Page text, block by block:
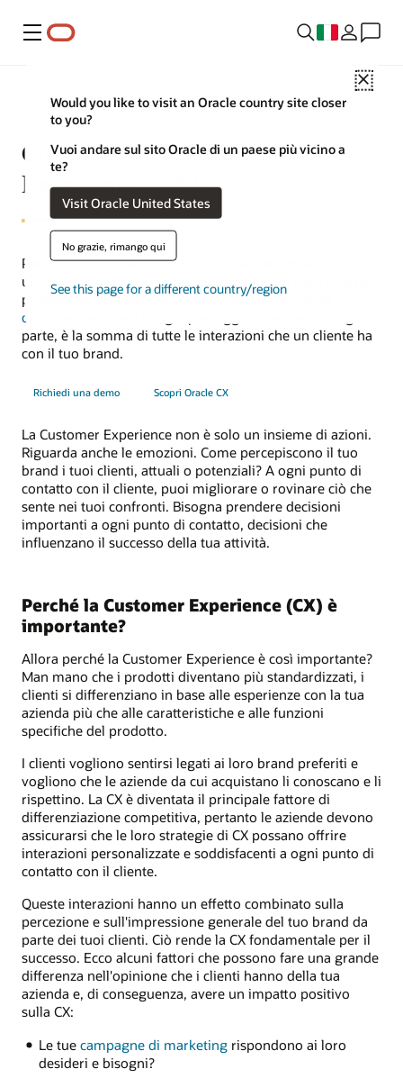
Menu
Close
Would you like to visit an Oracle country site closer
to you?
Vuoi andare sul sito Oracle di un paese più vicino a
te?
Visit Oracle United States
No grazie, rimango qui
See this page for a different country/region
Che cos'è la Customer
Experience (CX)?
Per Customer Experience (CX) si intende il modo in cui
un'azienda interagisce con i propri clienti in ogni fase del
processo di acquisto, dalmarketingallevendite
customer service
parte, è la somma di tutte le interazioni che un cliente ha
con il tuo brand.
Richiedi una demo Scopri Oracle CX
La Customer Experience non è solo un insieme di azioni.
Riguarda anche le emozioni. Come percepiscono il tuo
brand i tuoi clienti, attuali o potenziali? A ogni punto di
contatto con il cliente, puoi migliorare o rovinare ciò che
sente nei tuoi confronti. Bisogna prendere decisioni
importanti a ogni punto di contatto, decisioni che
influenzano il successo della tua attività.
Perché la Customer Experience (CX) è
importante?
Allora perché la Customer Experience è così importante?
Man mano che i prodotti diventano più standardizzati, i
clienti si differenziano in base alle esperienze con la tua
azienda più che alle caratteristiche e alle funzioni
specifiche del prodotto.
I clienti vogliono sentirsi legati ai loro brand preferiti e
vogliono che le aziende da cui acquistano li conoscano e li
rispettino. La CX è diventata il principale fattore di
differenziazione competitiva, pertanto le aziende devono
assicurarsi che le loro strategie di CX possano offrire
interazioni personalizzate e soddisfacenti a ogni punto di
contatto con il cliente.
Queste interazioni hanno un effetto combinato sulla
percezione e sull'impressione generale del tuo brand da
parte dei tuoi clienti. Ciò rende la CX fondamentale per il
successo. Ecco alcuni fattori che possono fare una grande
differenza nell'opinione che i clienti hanno della tua
azienda e, di conseguenza, avere un impatto positivo
sulla CX:
Le tue campagne di marketingrispondono ai loro
desideri e bisogni?